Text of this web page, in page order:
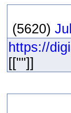
(5620)
https://
[[""]]